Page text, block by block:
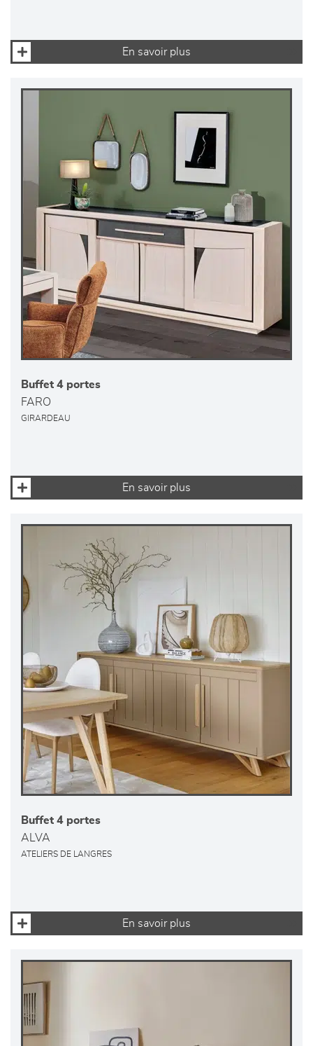
En savoir plus
Buffet 4 portes
FARO
GIRARDEAU
En savoir plus
Buffet 4 portes
ALVA
ATELIERS DE LANGRES
En savoir plus